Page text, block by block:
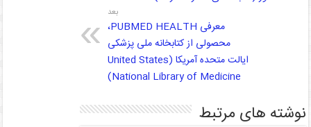
بعد
معرفی PUBMED HEALTH،
محصولی از کتابخانه ملی پزشکی
ایالت متحده آمریکا (United States
National Library of Medicine)
نوشته های مرتبط